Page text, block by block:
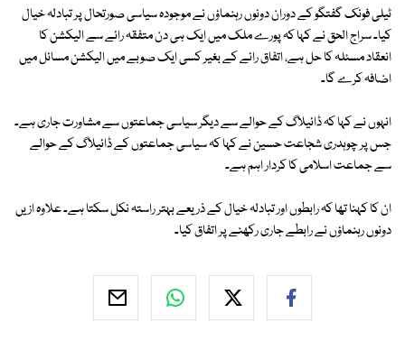
ٹیلی فونک گفتگو کے دوران دونوں رہنماؤں نے موجودہ سیاسی صورتحال پر تبادلہ خیال
کیا۔ سراج الحق نے کہا کہ پورے ملک میں ایک ہی دن متفقہ رائے سے الیکشن کا
انعقاد مسئلہ کا حل ہے، اتفاق رائے کے بغیر کسی ایک صوبے میں الیکشن مسائل میں
اضافہ کرے گا۔
انہوں نے کہا کہ ڈائیلاگ کے حوالے سے دیگر سیاسی جماعتوں سے مشاورت جاری ہے۔
جس پر چوہدری شجاعت حسین نے کہا کہ سیاسی جماعتوں کے ڈائیلاگ کے حوالے
سے جماعت اسلامی کا کردار اہم ہے۔
ان کا کہنا تھا کہ رابطوں اور تبادلہ خیال کے ذریعے بہتر راستہ نکل سکتا ہے۔ علاوہ ازیں
دونوں رہنماؤں نے رابطے جاری رکھنے پر اتفاق کیا۔